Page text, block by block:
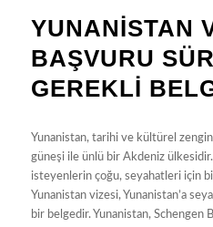
YUNANISTAN
BAŞVURU
GEREKLI
Yunanistan, tarihi ve kültürel
güneşi ile ünlü bir Akdeniz
isteyenlerin çoğu, seyahatleri için
Yunanistan vizesi, Yunanistan’a
bir belgedir. Yunanistan, Schengen